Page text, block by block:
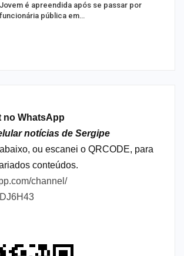
Jovem é apreendida após se passar por
funcionária pública em…
no WhatsApp
notícias de Sergipe
ou escanei o QRCODE, para
conteúdos.
channel/